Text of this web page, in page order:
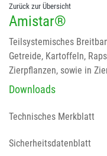
Zurück zur Übersicht
Amistar®
Teilsystemisches
Getreide, Kartoffeln,
Zierpflanzen, sowie in
Downloads
Technisches Merkblatt
Sicherheitsdatenblatt